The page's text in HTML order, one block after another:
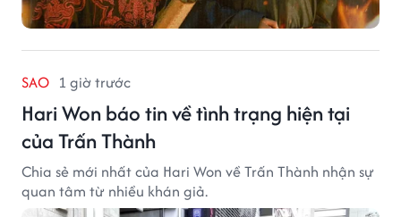
SAO 1 giờ trước
Hari Won báo tin về tình trạng hiện tại
của Trấn Thành
Chia sẻ mới nhất của Hari Won về Trấn Thành nhận sự
quan tâm từ nhiều khán giả.